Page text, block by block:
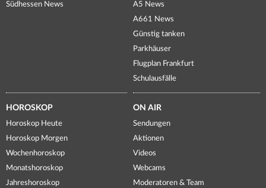
Südhessen News
A5 News
A661 News
Günstig tanken
Parkhäuser
Flugplan Frankfurt
Schulausfälle
HOROSKOP
Horoskop Heute
Horoskop Morgen
Wochenhoroskop
Monatshoroskop
Jahreshoroskop
ON AIR
Sendungen
Aktionen
Videos
Webcams
Moderatoren & Team